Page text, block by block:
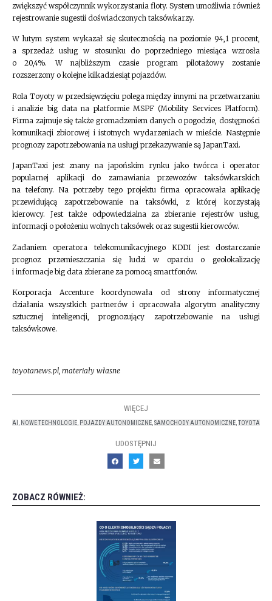
zwiększyć współczynnik wykorzystania floty. System umożliwia również
rejestrowanie sugestii doświadczonych taksówkarzy.
W lutym system wykazał się skutecznością na poziomie 94,1 procent,
a sprzedaż usług w stosunku do poprzedniego miesiąca wzrosła
o 20,4%. W najbliższym czasie program pilotażowy zostanie
rozszerzony o kolejne kilkadziesiąt pojazdów.
Rola Toyoty w przedsięwzięciu polega między innymi na przetwarzaniu
i analizie big data na platformie MSPF (Mobility Services Platform).
Firma zajmuje się także gromadzeniem danych o pogodzie, dostępności
komunikacji zbiorowej i istotnych wydarzeniach w mieście. Następnie
prognozy zapotrzebowania na usługi przekazywanie są JapanTaxi.
JapanTaxi jest znany na japońskim rynku jako twórca i operator
popularnej aplikacji do zamawiania przewozów taksówkarskich
na telefony. Na potrzeby tego projektu firma opracowała aplikację
przewidującą zapotrzebowanie na taksówki, z której korzystają
kierowcy. Jest także odpowiedzialna za zbieranie rejestrów usług,
informacji o położeniu wolnych taksówek oraz sugestii kierowców.
Zadaniem operatora telekomunikacyjnego KDDI jest dostarczanie
prognoz przemieszczania się ludzi w oparciu o geolokalizację
i informacje big data zbierane za pomocą smartfonów.
Korporacja Accenture koordynowała od strony informatycznej
działania wszystkich partnerów i opracowała algorytm analityczny
sztucznej inteligencji, prognozujący zapotrzebowanie na usługi
taksówkowe.
toyotanews.pl, materiały własne
WIĘCEJ
AI NOWE TECHNOLOGIE POJAZDY AUTONOMICZNE SAMOCHODY AUTONOMICZNE TOYOTA
UDOSTĘPNIJ
ZOBACZ RÓWNIEŻ: